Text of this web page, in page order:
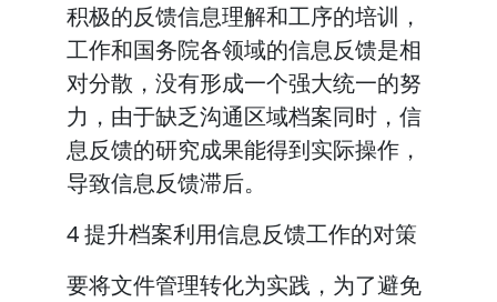
积极的反馈信息理解和工序的培训，
工作和国务院各领域的信息反馈是相
对分散，没有形成一个强大统一的努
力，由于缺乏沟通区域档案同时，信
息反馈的研究成果能得到实际操作，
导致信息反馈滞后。
4 提升档案利用信息反馈工作的对策
要将文件管理转化为实践，为了避免